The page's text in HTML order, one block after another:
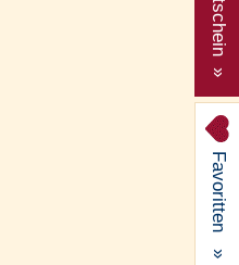
Favoritten
»
Gutschein »